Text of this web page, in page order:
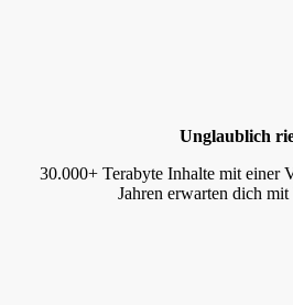
Unglaublich
30.000+ Terabyte Inhalte mit einer
Jahren erwarten dich